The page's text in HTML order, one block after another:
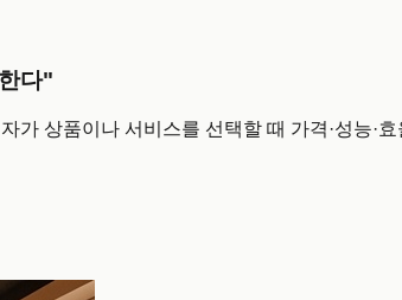
다"
상품이나 서비스를 선택할 때 가격·성능·